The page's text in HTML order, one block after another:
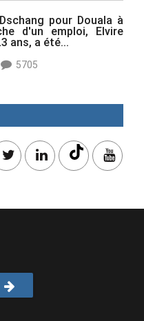
pour Douala à
d'un emploi, Elvire
ans, a été...
5705